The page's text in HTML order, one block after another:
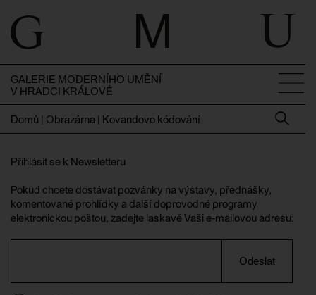
GALERIE MODERNÍHO UMĚNÍ
V HRADCI KRÁLOVÉ
Domů | Obrazárna | Kovandovo kódování
Přihlásit se k Newsletteru
Pokud chcete dostávat pozvánky na výstavy, přednášky,
komentované prohlídky a další doprovodné programy
elektronickou poštou, zadejte laskavě Vaši e-mailovou adresu:
Odeslat